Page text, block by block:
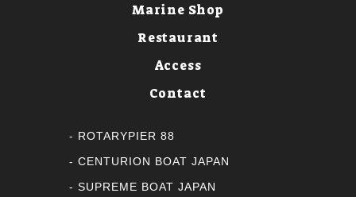
Marine Shop
Restaurant
Access
Contact
ROTARYPIER 88
CENTURION BOAT JAPAN
SUPREME BOAT JAPAN